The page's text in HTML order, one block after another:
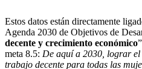
Estos datos están directamente
Agenda 2030 de Objetivos de
decente y crecimiento económico
meta 8.5: De aquí a 2030, lograr
trabajo decente para todas las